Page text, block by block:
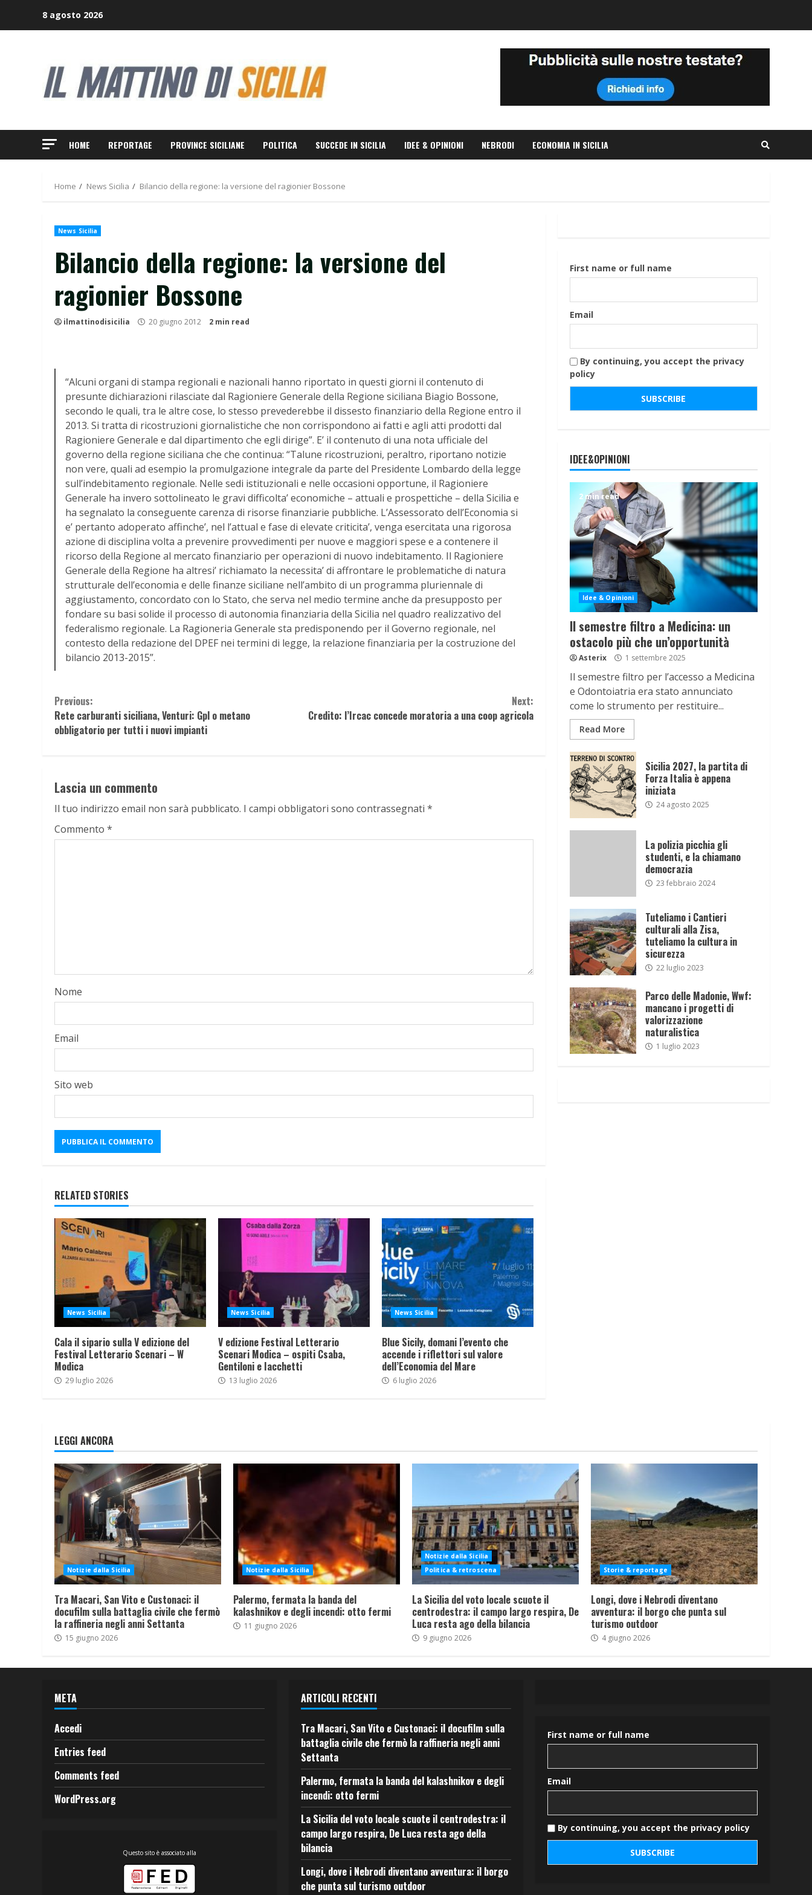
8 agosto 2026
HOME REPORTAGE PROVINCE SICILIANE POLITICA SUCCEDE IN SICILIA IDEE & OPINIONI NEBRODI ECONOMIA IN SICILIA
Home News Sicilia Bilancio della regione: la versione del ragionier Bossone
News Sicilia
Bilancio della regione: la versione del
ragionier Bossone
ilmattinodisicilia 20 giugno 2012 2 min read
“Alcuni organi di stampa regionali e nazionali hanno riportato in questi giorni il contenuto di
presunte dichiarazioni rilasciate dal Ragioniere Generale della Regione siciliana Biagio Bossone,
secondo le quali, tra le altre cose, lo stesso prevederebbe il dissesto finanziario della Regione entro il
2013. Si tratta di ricostruzioni giornalistiche che non corrispondono ai fatti e agli atti prodotti dal
Ragioniere Generale e dal dipartimento che egli dirige”. E’ il contenuto di una nota ufficiale del
governo della regione siciliana che che continua: “Talune ricostruzioni, peraltro, riportano notizie
non vere, quali ad esempio la promulgazione integrale da parte del Presidente Lombardo della legge
sull’indebitamento regionale. Nelle sedi istituzionali e nelle occasioni opportune, il Ragioniere
Generale ha invero sottolineato le gravi difficolta’ economiche – attuali e prospettiche – della Sicilia e
ha segnalato la conseguente carenza di risorse finanziarie pubbliche. L’Assessorato dell’Economia si
e’ pertanto adoperato affinche’, nel l’attual e fase di elevate criticita’, venga esercitata una rigorosa
azione di disciplina volta a prevenire provvedimenti per nuove e maggiori spese e a contenere il
ricorso della Regione al mercato finanziario per operazioni di nuovo indebitamento. Il Ragioniere
Generale della Regione ha altresi’ richiamato la necessita’ di affrontare le problematiche di natura
strutturale dell’economia e delle finanze siciliane nell’ambito di un programma pluriennale di
aggiustamento, concordato con lo Stato, che serva nel medio termine anche da presupposto per
fondare su basi solide il processo di autonomia finanziaria della Sicilia nel quadro realizzativo del
federalismo regionale. La Ragioneria Generale sta predisponendo per il Governo regionale, nel
contesto della redazione del DPEF nei termini di legge, la relazione finanziaria per la costruzione del
bilancio 2013-2015”.
Continue
Reading
Previous:
Rete carburanti siciliana, Venturi: Gpl o metano
obbligatorio per tutti i nuovi impianti
Next:
Credito: l’Ircac concede moratoria a una coop agricola
Lascia un commento
Il tuo indirizzo email non sarà pubblicato. I campi obbligatori sono contrassegnati *
Commento *
Nome
Email
Sito web
RELATED STORIES
News Sicilia
Cala il sipario sulla V edizione del
Festival Letterario Scenari – W
Modica
29 luglio 2026
News Sicilia
V edizione Festival Letterario
Scenari Modica – ospiti Csaba,
Gentiloni e Iacchetti
13 luglio 2026
News Sicilia
Blue Sicily, domani l’evento che
accende i riflettori sul valore
dell’Economia del Mare
6 luglio 2026
First name or full name
Email
By continuing, you accept the privacy
policy
IDEE&OPINIONI
2 min read
Idee & Opinioni
Il semestre filtro a Medicina: un
ostacolo più che un’opportunità
Asterix 1 settembre 2025
Il semestre filtro per l’accesso a Medicina
e Odontoiatria era stato annunciato
come lo strumento per restituire...
Read More
Sicilia 2027, la partita di
Forza Italia è appena
iniziata
24 agosto 2025
La polizia picchia gli
studenti, e la chiamano
democrazia
23 febbraio 2024
Tuteliamo i Cantieri
culturali alla Zisa,
tuteliamo la cultura in
sicurezza
22 luglio 2023
Parco delle Madonie, Wwf:
mancano i progetti di
valorizzazione
naturalistica
1 luglio 2023
LEGGI ANCORA
Notizie dalla Sicilia
Tra Macari, San Vito e Custonaci: il
docufilm sulla battaglia civile che fermò
la raffineria negli anni Settanta
15 giugno 2026
Notizie dalla Sicilia
Palermo, fermata la banda del
kalashnikov e degli incendi: otto fermi
11 giugno 2026
Notizie dalla Sicilia
Politica & retroscena
La Sicilia del voto locale scuote il
centrodestra: il campo largo respira, De
Luca resta ago della bilancia
9 giugno 2026
Storie & reportage
Longi, dove i Nebrodi diventano
avventura: il borgo che punta sul
turismo outdoor
4 giugno 2026
META
Accedi
Entries feed
Comments feed
WordPress.org
Questo sito è associato alla
ARTICOLI RECENTI
Tra Macari, San Vito e Custonaci: il docufilm sulla
battaglia civile che fermò la raffineria negli anni
Settanta
Palermo, fermata la banda del kalashnikov e degli
incendi: otto fermi
La Sicilia del voto locale scuote il centrodestra: il
campo largo respira, De Luca resta ago della
bilancia
Longi, dove i Nebrodi diventano avventura: il borgo
che punta sul turismo outdoor
First name or full name
Email
By continuing, you accept the privacy policy